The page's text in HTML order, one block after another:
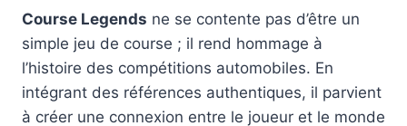
Course Legends ne se contente pas d’être un
simple jeu de course ; il rend hommage à
l’histoire des compétitions automobiles. En
intégrant des références authentiques, il parvient
à créer une connexion entre le joueur et le monde